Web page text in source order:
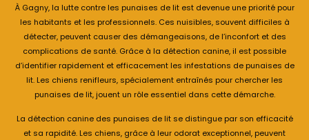
À Gagny, la lutte contre les punaises de lit est devenue une priorité pour
les habitants et les professionnels. Ces nuisibles, souvent difficiles à
détecter, peuvent causer des démangeaisons, de l’inconfort et des
complications de santé. Grâce à la détection canine, il est possible
d’identifier rapidement et efficacement les infestations de punaises de
lit. Les chiens renifleurs, spécialement entraînés pour chercher les
punaises de lit, jouent un rôle essentiel dans cette démarche.
La détection canine des punaises de lit se distingue par son efficacité
et sa rapidité. Les chiens, grâce à leur odorat exceptionnel, peuvent